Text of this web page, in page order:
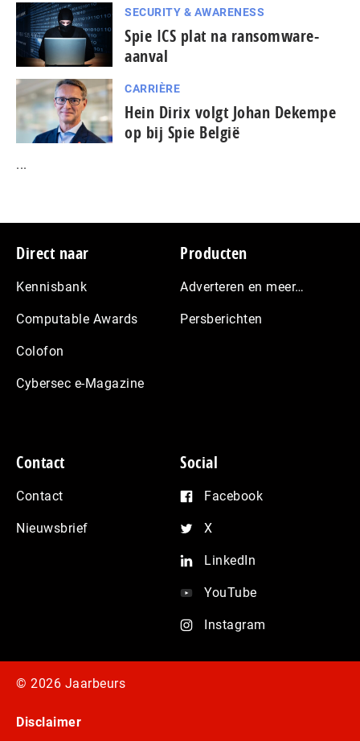
SECURITY & AWARENESS
Spie ICS plat na ransomware-
aanval
CARRIÈRE
Hein Dirix volgt Johan Dekempe
op bij Spie België
...
Footer
Direct naar
Kennisbank
Computable Awards
Colofon
Cybersec e-Magazine
Producten
Adverteren en meer…
Persberichten
Contact
Contact
Nieuwsbrief
Social
Facebook
X
LinkedIn
YouTube
Instagram
© 2026 Jaarbeurs
Disclaimer